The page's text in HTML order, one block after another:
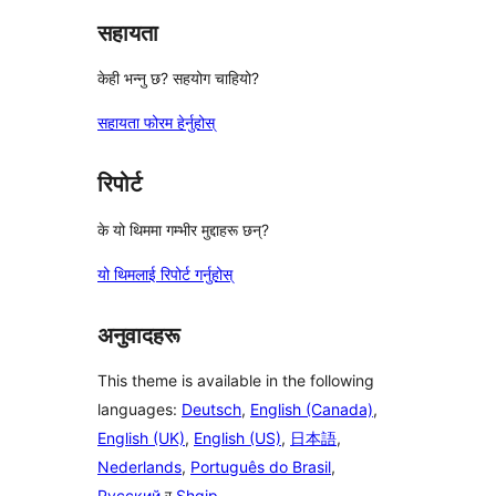
सहायता
केही भन्नु छ? सहयोग चाहियो?
सहायता फोरम हेर्नुहोस्
रिपोर्ट
के यो थिममा गम्भीर मुद्दाहरू छन्?
यो थिमलाई रिपोर्ट गर्नुहोस्
अनुवादहरू
This theme is available in the following
languages: Deutsch, English (Canada),
English (UK), English (US), 日本語,
Nederlands, Português do Brasil,